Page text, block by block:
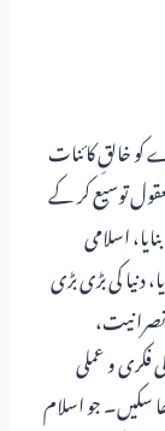
خالقِ کائنات
توسیع کر کے
اسلامی
دنیا کی بڑی بڑی
و عملی
سکیں۔ جو اسلام